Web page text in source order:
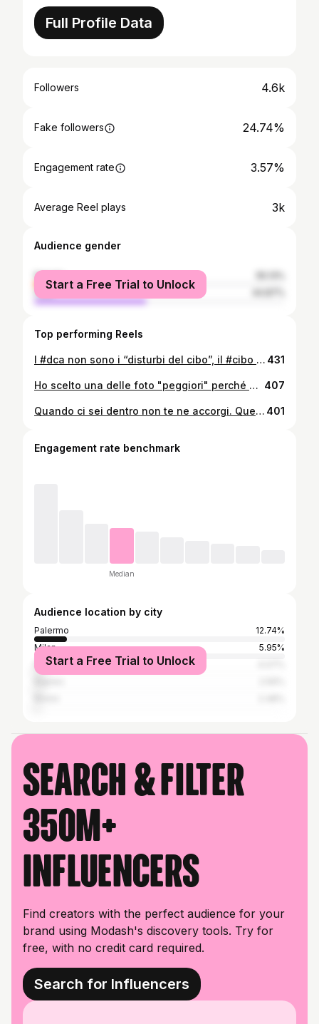
Full Profile Data
Followers 4.6k
Fake followers 24.74%
Engagement rate 3.57%
Average Reel plays 3k
Audience gender
female
male
Start a Free Trial to Unlock
Top performing Reels
I #dca non sono i “disturbi del cibo”, il #cibo è solo la punta dell’iceberg, un campanello d’allarme di un malessere interiore. Chi soffre di dca non vuole essere magro, non aspira ad un canone estetico; chi soffre di dca vuole scomparire e, allo stesso tempo, essere visto, urlare al mondo il suo dolore. I #dca sono disturbi della relazione e, solo dopo, ricadono sul cibo. Si tratta di quella fame d’amore che spesso non viene ascoltata e che, viene fuori prepotentemente. I dca sono una patologia, non un capriccio, non sottovalutateli mai ma, sopratutto, dai dca si guarisce. 💪🏻💜 #15marzo2021 #pernondimenticare #fiocchettolilla #fiocchettolilla🎀 #giornatadeidisturbialimentari #dcarecovery #guariresipuò #staystrong #bodypositive #bodypositivity #nonsmetteremaidilottare #recoveryanorexia #recoverywin #recoveryispossible #fitnessgirl #stayhealthy 431
Ho scelto una delle foto "peggiori" perché è quel periodo che voglio ricordare. Avevo deciso di non scrivere nulla ma oggi, come ogni anno, voglio celebrare la giornata mondiale dei disturbi del comportamento alimentare. Scrivo per non dimenticare anche se le cicatrici che portiamo dentro ci faranno compagnia per tutta la vita. 💜 Scrivo per ricordare ad ognuno di voi che si può lottare, che si può farlo ogni giorno, che si può cadere e rialzarsi sempre una volta in più, che la realtà non è solo quello che appare e che la sofferenza è interiore oltre che esteriore. Non soffermatevi alla apparenze. Chi soffre di #DCA non ha trovato altro modo per esprimere il proprio dolore ed il corpo, povero corpo, rimane l'unico modo per buttarlo fuori, per urlare al mondo "esisto anche io e sto male". A chi soffre di disturbi alimentari non dite di mangiare o di dimagrire, chiedetegli come sta, aiutatelo a guarire le ferite che si porta dentro. ❤️ #dca #idcanonsonouncapriccio #fiocchettolilla 🎀 #dcarecovery #giornatamondialedeidisturbialimentari #giornatadelfiocchettolilla #pernondimenticare #fitnessgirl #fitnessmotivation #picoftheday #realrecoverybody #recoveryispossible 407
Quando ci sei dentro non te ne accorgi. Quel corpo non è mai troppo magro, non è mai troppo "perfetto", non è mai abbastanza. A volte non è facile riconoscersi in un corpo nuovo, accettare di aver preso 10kg, accettare che i vestiti non ti entrano più, accettare che anche tu hai i tanto odiati "inestetismi" che hanno praticamente tutte le donne (e se non li vedete è perché usano Photoshop😂). Ma poi ti guardi indietro e vedi quel viso scavato, quello sguardo spento, quelle ossa di fuori e ti rendi conto che i sacrifici che hai fatto sono valsi la pena! Care donne, accettate i vostri corpi pieni di imperfezioni perché non potrebbero essere più belli di così ❤️ e prediligete sempre un sorriso vero e un corpo pieno di vita! E non mi interessa chi giudica dalle apparenze, continuerò ad espormi mettendoci sempre la faccia! I #dca non sono un capriccio, sono una #patologia. #bodypositive #positivevibes #realrecovery #dcarecovery #bodybuilding #bodypositivity #bodytransformation #bodybuilding #fitnessgirl #fitness #fitnessmotivation #picoftheday #lapalestramisalvalavita #fitline #positivethinking #selflove 401
Engagement rate benchmark
Median
Audience location by city
Palermo
12.74%
Milan
5.95%
Rome
Start a Free Trial to Unlock
Search & filter
350M+
influencers
Find creators with the perfect audience for your
brand using Modash's discovery tools. Try for
free, with no credit card required.
Search for Influencers